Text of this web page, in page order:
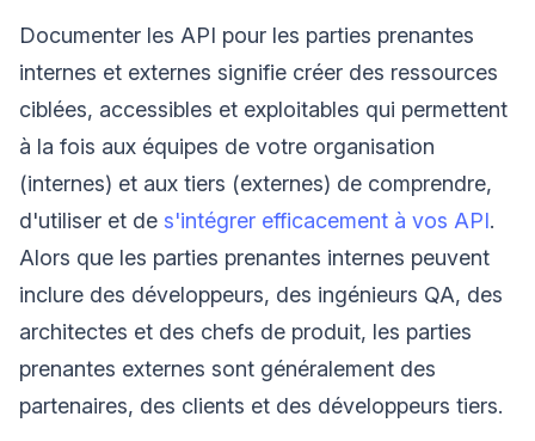
Documenter les API pour les parties prenantes
internes et externes signifie créer des ressources
ciblées, accessibles et exploitables qui permettent
à la fois aux équipes de votre organisation
(internes) et aux tiers (externes) de comprendre,
d'utiliser et de s'intégrer efficacement à vos API.
Alors que les parties prenantes internes peuvent
inclure des développeurs, des ingénieurs QA, des
architectes et des chefs de produit, les parties
prenantes externes sont généralement des
partenaires, des clients et des développeurs tiers.